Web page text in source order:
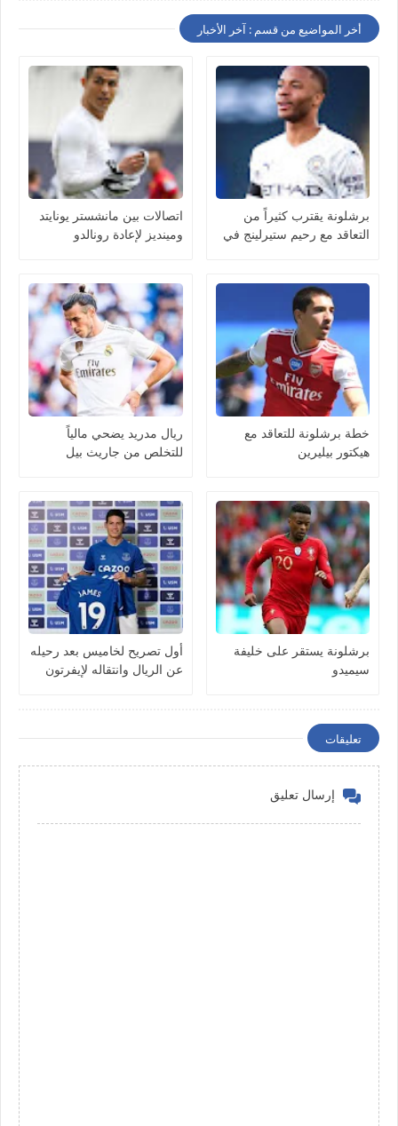
أخر المواضيع من قسم : آخر الأخبار
برشلونة يقترب كثيراً من
التعاقد مع رحيم ستيرلينج في
اتصالات بين مانشستر يونايتد
ومينديز لإعادة رونالدو
خطة برشلونة للتعاقد مع
هيكتور بيليرين
ريال مدريد يضحي مالياً
للتخلص من جاريث بيل
برشلونة يستقر على خليفة
سيميدو
أول تصريح لخاميس بعد رحيله
عن الريال وانتقاله لإيفرتون
تعليقات
إرسال تعليق